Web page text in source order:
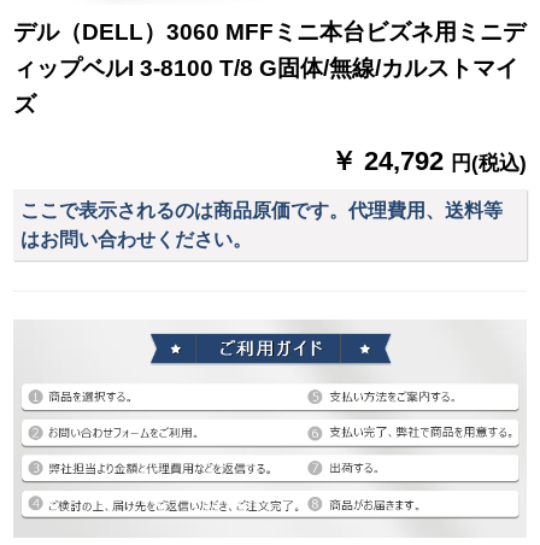
デル（DELL）3060 MFFミニ本台ビズネ用ミニデ
ィップベルI 3-8100 T/8 G固体/無線/カルストマイ
ズ
￥ 24,792 円(税込)
ここで表示されるのは商品原価です。代理費用、送料等
はお問い合わせください。